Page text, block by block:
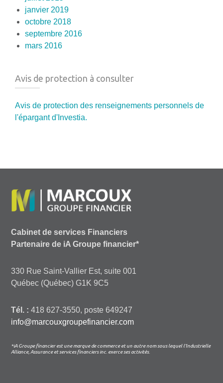
janvier 2019
octobre 2018
septembre 2016
mars 2016
Avis de protection à consulter
Avis de protection des renseignements personnels de
l'épargant d'Investia.
Cabinet de services Financiers
Partenaire de iA Groupe financier*
330 Rue Saint-Vallier Est, suite 001
Québec (Québec) G1K 9C5
Tél. : 418 627-3550, poste 649247
info@marcouxgroupefinancier.com
*iA Groupe financier est une marque de commerce et un autre nom sous lequel l’Industrielle
Alliance, Assurance et services financiers inc. exerce ses activités.